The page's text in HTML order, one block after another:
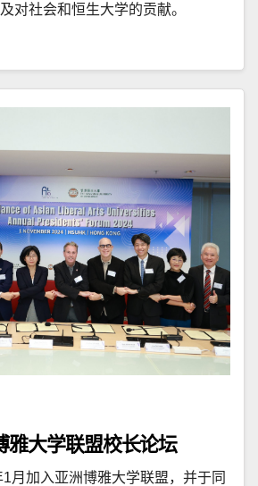
对社会和恒生大学的贡献。
大学联盟校长论坛
月加入亚洲博雅大学联盟，并于同